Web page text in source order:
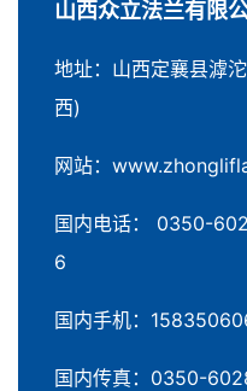
山西众立法兰有限
地址：山西定襄县滹
西)
网站：
国内电话： 0350-
6
国内手机：
国内传真：0350-